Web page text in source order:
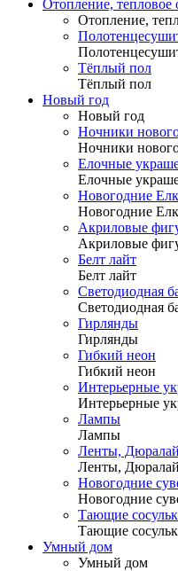
Отопление, тепловое
Отопление,
Тёплый пол
Тёплый пол
Новый год
Новый год
Ночники
Ночники
Елочные
Елочные
Новогодние
Новогодние
Акриловые
Акриловые
Белт лайт
Белт лайт
Светодиодная
Светодиодная
Гирлянды
Гирлянды
Гибкий неон
Гибкий неон
Интерьерные
Интерьерные
Лампы
Лампы
Ленты,
Ленты,
Новогодние
Новогодние
Тающие
Тающие
Умный дом
Умный дом